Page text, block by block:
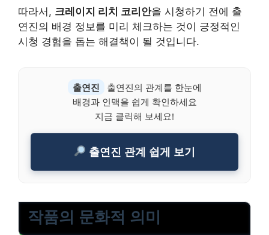
따라서, 크레이지 리치 코리안을 시청하기 전에 출
연진의 배경 정보를 미리 체크하는 것이 긍정적인
시청 경험을 돕는 해결책이 될 것입니다.
출연진
출연진의 관계를 한눈에
배경과 인맥을 쉽게 확인하세요
지금 클릭해 보세요!
출연진 관계 쉽게 보기
작품의 문화적 의미